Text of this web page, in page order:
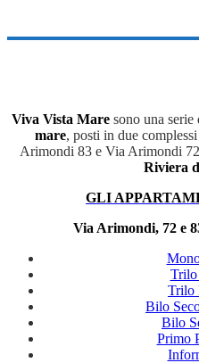
Viva Vista Maresono una serie
mare, posti in due
Arimondi 83 e Via Arimondi
Riviera
GLI
Via Arimondi, 72 e
Trilo
Trilo
Bilo
Bilo
Primo